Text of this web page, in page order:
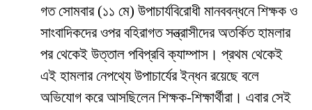
​গত সোমবার (১১ মে) উপাচার্যবিরোধী মানববন্ধনে শিক্ষক ও
সাংবাদিকদের ওপর বহিরাগত সন্ত্রাসীদের অতর্কিত হামলার
পর থেকেই উত্তাল পবিপ্রবি ক্যাম্পাস। প্রথম থেকেই
এই হামলার নেপথ্যে উপাচার্যের ইন্ধন রয়েছে বলে
অভিযোগ করে আসছিলেন শিক্ষক-শিক্ষার্থীরা। এবার সেই